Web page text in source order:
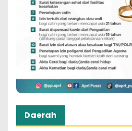
Daerah